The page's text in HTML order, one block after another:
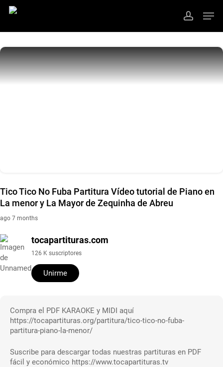
Skip
account
Tico Tico No Fuba Partitura Vídeo tutorial de Piano en
La menor y La Mayor de Zequinha de Abreu
ago 7 months
tocapartituras.com
126 K suscriptores
Unirme
Compra el PDF KARAOKE y MIDI aquí
https://tocapartituras.org/partitura/tico-tico-no-fuba-
partitura-piano-la-menor/
Suscribe para descargar todas nuestras partituras en PDF
fácil y económico https://www.tocapartituras.tv